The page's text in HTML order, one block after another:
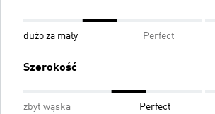
dużo za mały Perfect
Szerokość
zbyt wąska Perfect